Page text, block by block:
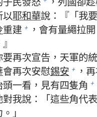
以耶和華說：『「我
重建 + ，會有量繩拉
要再次宣告，天軍的
會再次安慰錫安 + ，
頭一看，見有四隻角 +
我說：「這些角代
」